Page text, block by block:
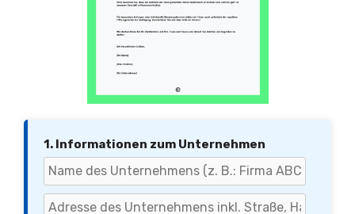
1. Informationen zum Unternehmen